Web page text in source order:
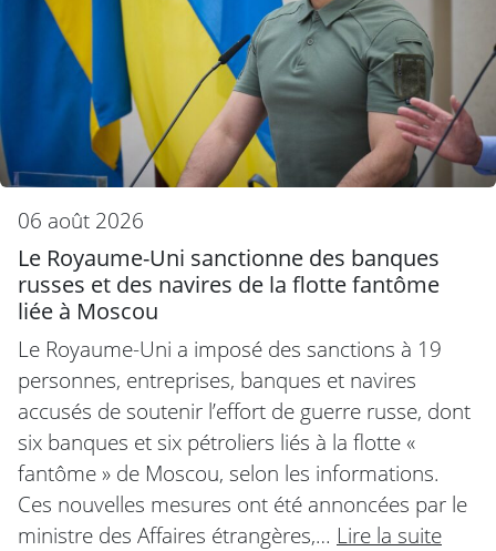
06 août 2026
Le Royaume-Uni sanctionne des banques
russes et des navires de la flotte fantôme
liée à Moscou
Le Royaume-Uni a imposé des sanctions à 19
personnes, entreprises, banques et navires
accusés de soutenir l’effort de guerre russe, dont
six banques et six pétroliers liés à la flotte «
fantôme » de Moscou, selon les informations.
Ces nouvelles mesures ont été annoncées par le
ministre des Affaires étrangères,… Lire la suite